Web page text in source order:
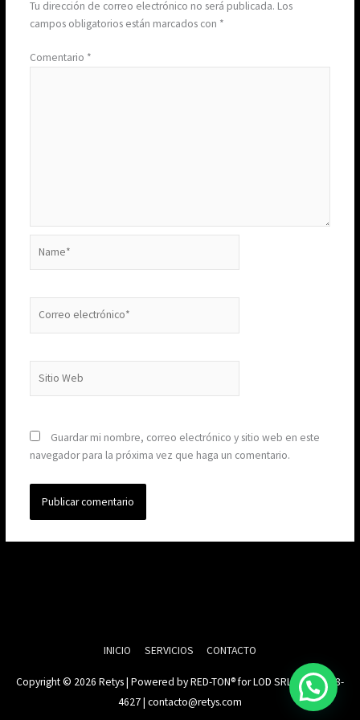
Tu dirección de correo electrónico no será publicada. Los
campos obligatorios están marcados con *
Comentario *
electrónico*
Web
Guardar mi nombre, correo electrónico y sitio web en este
navegador para la próxima vez que haga un comentario.
INICIO SERVICIOS CONTACTO
Copyright © 2026 Retys| Powered by RED-TON® for LOD SRL | 0810 888-
4627 | contacto@retys.com